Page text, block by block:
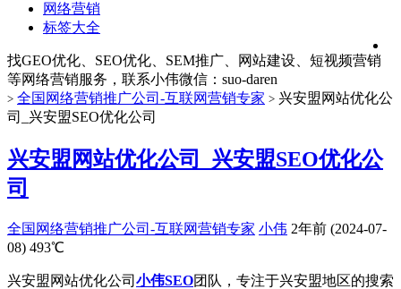
网络营销
标签大全
找GEO优化、SEO优化、SEM推广、网站建设、短视频营销
等网络营销服务，联系小伟微信：suo-daren
> 全国网络营销推广公司-互联网营销专家 > 兴安盟网站优化公
司_兴安盟SEO优化公司
兴安盟网站优化公司_兴安盟SEO优化公
司
全国网络营销推广公司-互联网营销专家 小伟 2年前 (2024-07-
08) 493℃
兴安盟网站优化公司 小伟SEO团队，专注于兴安盟地区的搜索